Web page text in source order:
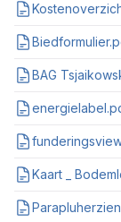
BAG
Kaart _